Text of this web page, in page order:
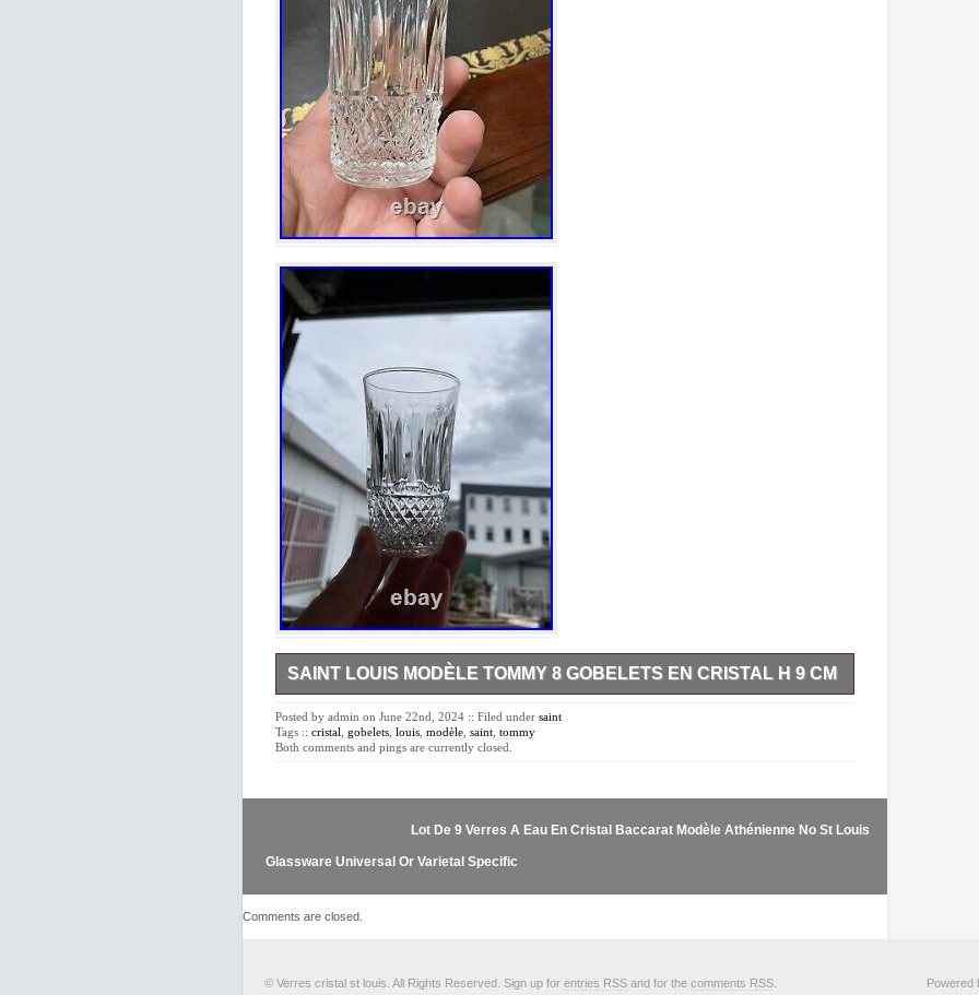
SAINT LOUIS MODÈLE TOMMY 8 GOBELETS EN CRISTAL H 9 CM
incontournable Tommy. En bon état général, pas de casse. Signés sous la base.
Diamètre buvant: 5,5 cm. Diamètre base: 4 cm.
Posted by admin on June 22nd, 2024 :: Filed under saint
Tags :: cristal gobelets louis modèle saint tommy
Both comments and pings are currently closed.
Lot De 9 Verres A Eau En Cristal Baccarat Modèle Athénienne No St Louis
Glassware Universal Or Varietal Specific
Comments are closed.
bougeoirs
© Verres cristal st louis. All Rights Reserved. Sign up for entries RSS and for the comments RSS Powered